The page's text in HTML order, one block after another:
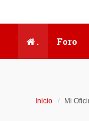
. Foro
Inicio Mi